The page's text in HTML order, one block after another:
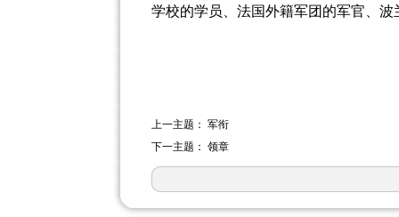
学校的学员、法国外籍军团的军官、波
上一主题： 军衔
下一主题： 领章